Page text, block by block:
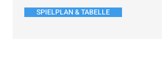
SPIELPLAN & TABELLE